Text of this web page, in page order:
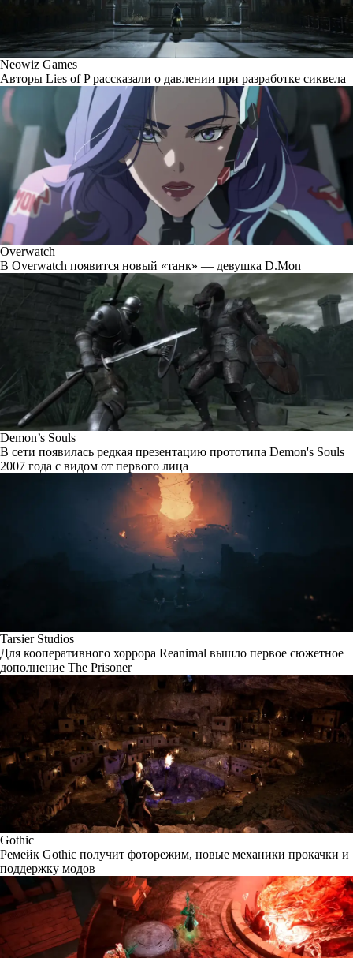
Neowiz Games
Авторы Lies of P рассказали о давлении при разработке сиквела
Overwatch
В Overwatch появится новый «танк» — девушка D.Mon
Demon’s Souls
В сети появилась редкая презентацию прототипа Demon's Souls
2007 года с видом от первого лица
Tarsier Studios
Для кооперативного хоррора Reanimal вышло первое сюжетное
дополнение The Prisoner
Gothic
Ремейк Gothic получит фоторежим, новые механики прокачки и
поддержку модов